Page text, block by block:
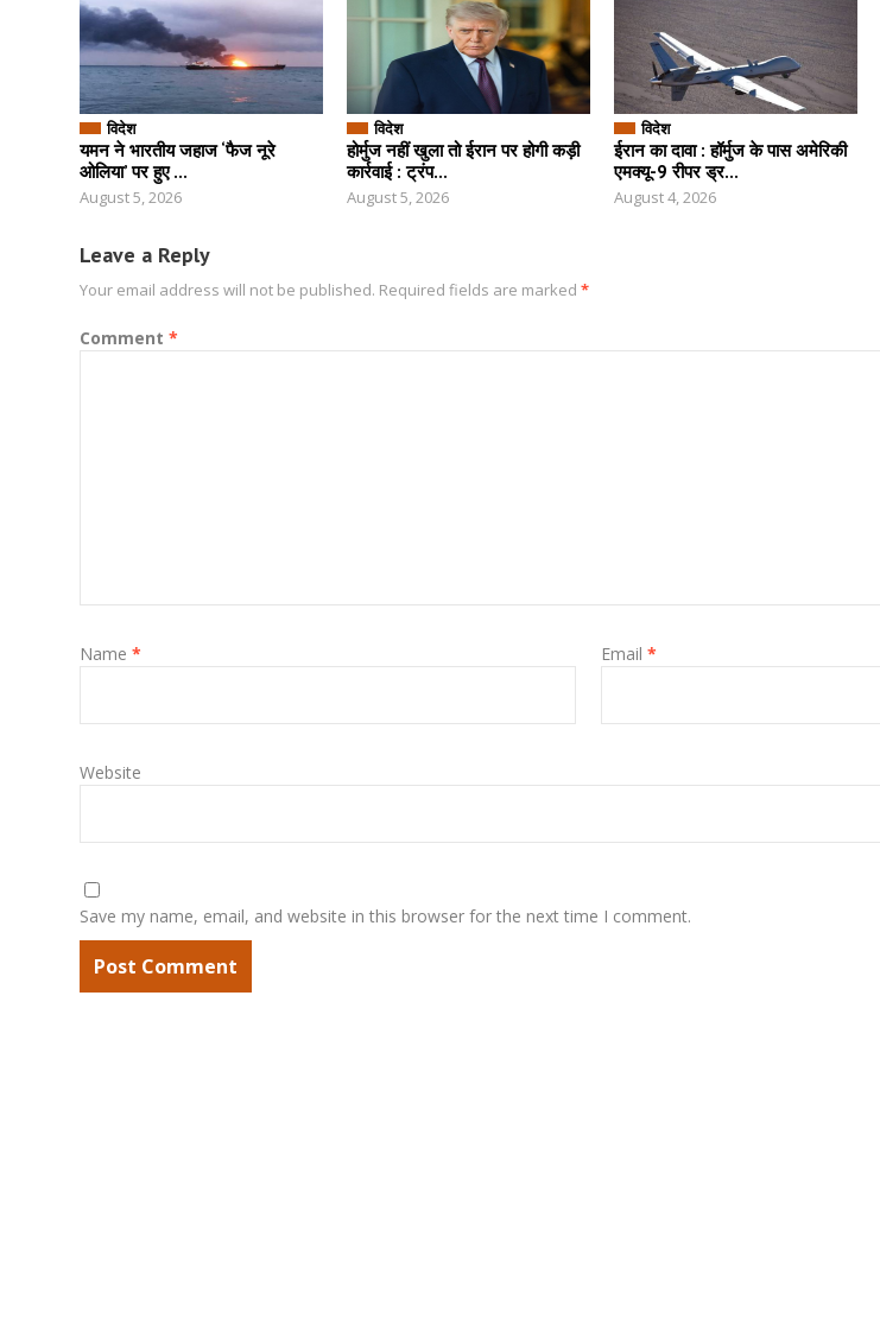
विदेश
यमन ने भारतीय जहाज ‘फैज नूरे
ओलिया’ पर हुए ...
August 5, 2026
विदेश
होर्मुज नहीं खुला तो ईरान पर होगी कड़ी
कार्रवाई : ट्रंप...
August 5, 2026
विदेश
ईरान का दावा : हॉर्मुज के पास अमेरिकी
एमक्यू-9 रीपर ड्र...
August 4, 2026
Leave a Reply
Your email address will not be published. Required fields are marked *
Comment *
Name * Email *
Website
Save my name, email, and website in this browser for the next time I comment.